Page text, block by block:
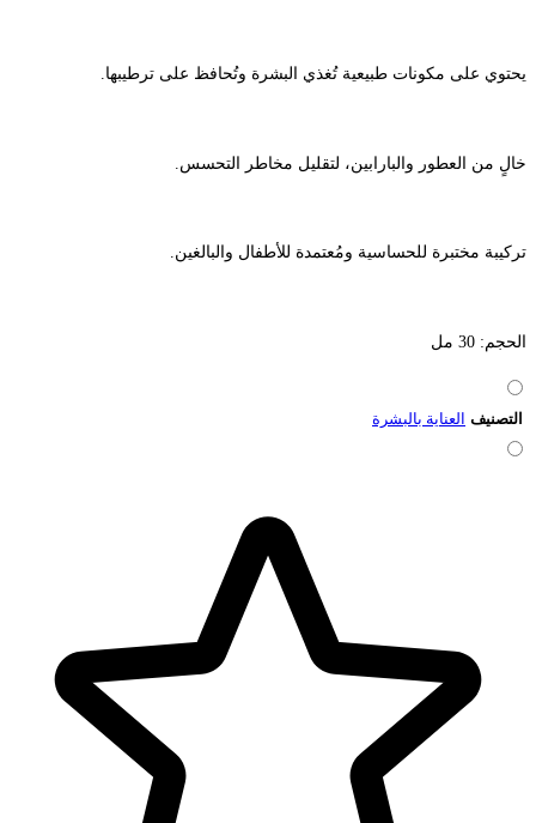
يحتوي على مكونات طبيعية تُغذي البشرة وتُحافظ على ترطيبها.
خالٍ من العطور والبارابين، لتقليل مخاطر التحسس.
تركيبة مختبرة للحساسية ومُعتمدة للأطفال والبالغين.
الحجم: 30 مل
التصنيف العناية بالبشرة